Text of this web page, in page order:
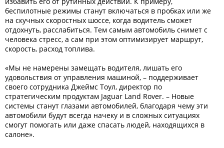
беспилотные режимы станут включаться в пробках или же
на скучных скоростных шоссе, когда водитель сможет
отдохнуть, расслабиться. Тем самым автомобиль снимет с
человека стресс, а сам при этом оптимизирует маршрут,
скорость, расход топлива.
«Мы не намерены замещать водителя, лишать его
удовольствия от управления машиной, – поддерживает
своего сотрудника Джеймс Тоул, директор по
стратегическим продуктам Jaguar Land Rover. – Новые
системы станут глазами автомобилей, благодаря чему эти
автомобили будут всегда начеку и в сложных ситуациях
смогут помогать или даже спасать людей, находящихся в
салоне».